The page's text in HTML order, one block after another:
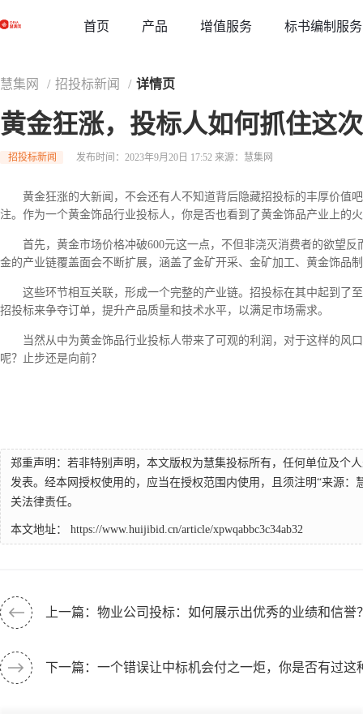
首页 产品 增值服务 标书编制服务
慧集网 / 招投标新闻 / 详情页
黄金狂涨，投标人如何抓住这
招投标新闻 发布时间：2023年9月20日 17:52 来源：慧集网
黄金狂涨的大新闻，不会还有人不知道背后隐藏招投标的丰厚价值
注。作为一个黄金饰品行业投标人，你是否也看到了黄金饰品产业上的
首先，黄金市场价格冲破600元这一点，不但非浇灭消费者的欲望
金的产业链覆盖面会不断扩展，涵盖了金矿开采、金矿加工、黄金饰品
这些环节相互关联，形成一个完整的产业链。招投标在其中起到了
招投标来争夺订单，提升产品质量和技术水平，以满足市场需求。
当然从中为黄金饰品行业投标人带来了可观的利润，对于这样的风
呢？止步还是向前？
郑重声明：若非特别声明，本文版权为慧集投标所有，任何单位及个
发表。经本网授权使用的，应当在授权范围内使用，且须注明“来源：
关法律责任。
本文地址： https://www.huijibid.cn/article/xpwqabbc3c34ab32
上一篇：物业公司投标：如何展示出优秀的业绩和信誉
下一篇：一个错误让中标机会付之一炬，你是否有过这